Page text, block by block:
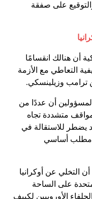
على صفقة
أن هنالك انقسامًا
التعاطي مع الأزمة
ترامب وزيلينسكي.
أن عددًا من
متشددة تجاه
يضطر للاستقالة في
مطلب أساسي
التخلي عن أوكرانيا
على الساحة
الأوروبيين لكييف